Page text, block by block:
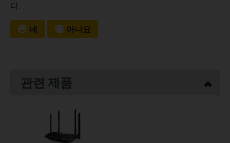
다.
네 아니요
관련 제품